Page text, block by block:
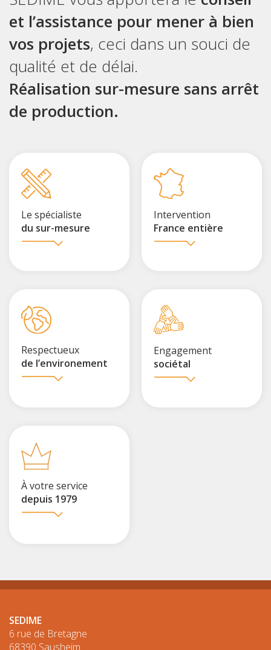
et l’assistance pour mener à bien
vos projets, ceci dans un souci de
qualité et de délai.
Réalisation sur-mesure sans arrêt
de production.
Le spécialiste
du sur-mesure
Intervention
France entière
Respectueux
de l’environement
Engagement
sociétal
À votre service
depuis 1979
SEDIME
6 rue de Bretagne
68390 Sausheim